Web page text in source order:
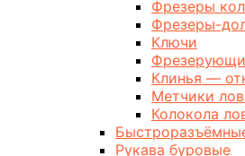
Фрезеры
Фрезеры-
Ключи
Клинья —
Метчики
Колокола
Рукава буровые